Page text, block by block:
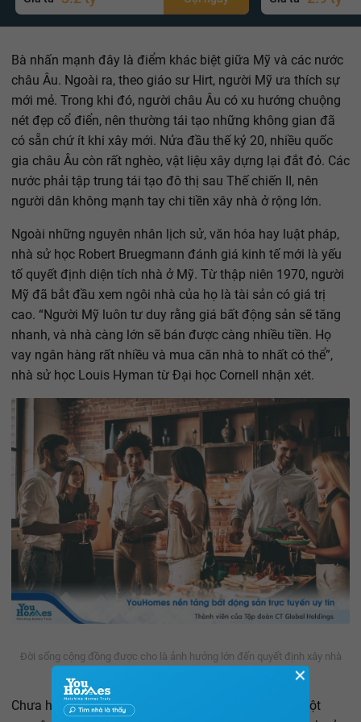
Bà nhấn mạnh đây là điểm khác biệt giữa Mỹ và các nước
châu Âu. Ngoài ra, theo giáo sư Hirt, người Mỹ ưa thích sự
mới mẻ. Trong khi đó, người châu Âu có xu hướng chuộng
nét đẹp cổ điển, nên thường tái tạo những không gian đã
có sẵn chứ ít khi xây mới. Nửa đầu thế kỷ 20, nhiều quốc
gia châu Âu còn rất nghèo, vật liệu xây dựng lại đắt đỏ. Các
nước phải tập trung tái tạo đô thị sau Thế chiến II, nên
người dân không mạnh tay chi tiền xây nhà ở rộng lớn.
Ngoài những nguyên nhân lịch sử, văn hóa hay luật pháp,
nhà sử học Robert Bruegmann đánh giá kinh tế mới là yếu
tố quyết định diện tích nhà ở Mỹ. Từ thập niên 1970, người
Mỹ đã bắt đầu xem ngôi nhà của họ là tài sản có giá trị
cao. “Người Mỹ luôn tư duy rằng giá bất động sản sẽ tăng
nhanh, và nhà càng lớn sẽ bán được càng nhiều tiền. Họ
vay ngân hàng rất nhiều và mua căn nhà to nhất có thể”,
nhà sử học Louis Hyman từ Đại học Cornell nhận xét.
Đời sống cộng đồng được cho là ảnh hưởng lớn đến quyết định xây nhà
Chưa hết, ảnh hưởng xã hội và cộng đồng cũng là một
✕